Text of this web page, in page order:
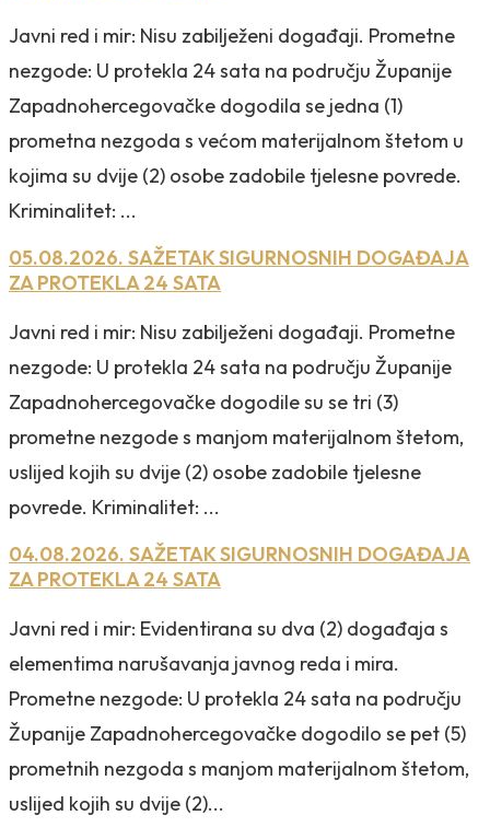
Javni red i mir: Nisu zabilježeni događaji. Prometne
nezgode: U protekla 24 sata na području Županije
Zapadnohercegovačke dogodila se jedna (1)
prometna nezgoda s većom materijalnom štetom u
kojima su dvije (2) osobe zadobile tjelesne povrede.
Kriminalitet: ...
05.08.2026. SAŽETAK SIGURNOSNIH DOGAĐAJA
ZA PROTEKLA 24 SATA
Javni red i mir: Nisu zabilježeni događaji. Prometne
nezgode: U protekla 24 sata na području Županije
Zapadnohercegovačke dogodile su se tri (3)
prometne nezgode s manjom materijalnom štetom,
uslijed kojih su dvije (2) osobe zadobile tjelesne
povrede. Kriminalitet: ...
04.08.2026. SAŽETAK SIGURNOSNIH DOGAĐAJA
ZA PROTEKLA 24 SATA
Javni red i mir: Evidentirana su dva (2) događaja s
elementima narušavanja javnog reda i mira.
Prometne nezgode: U protekla 24 sata na području
Županije Zapadnohercegovačke dogodilo se pet (5)
prometnih nezgoda s manjom materijalnom štetom,
uslijed kojih su dvije (2)...